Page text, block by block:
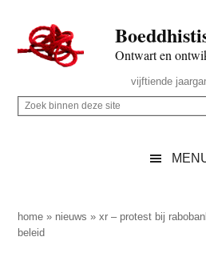
naar
de
inhoud
secondary
naar
de
sidebar
naar
de
Ontwart en
Rechts
vijftiende
Z
p
d
Z
i
n
home » nieuws »xr – protest bij
beleid